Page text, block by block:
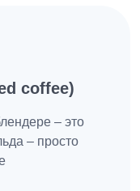
coffee)
– это
– просто